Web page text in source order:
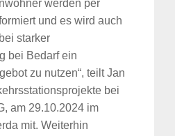
werden per
und es wird auch
starker
bei Bedarf ein
zu nutzen“, teilt Jan
bei
am 29.10.2024 im
mit. Weiterhin